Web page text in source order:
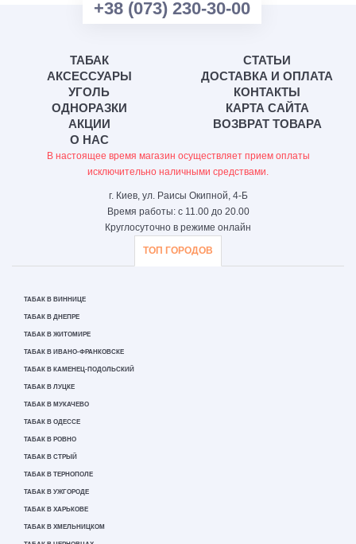
+38 (073) 230-30-00
ТАБАК
АКСЕССУАРЫ
УГОЛЬ
ОДНОРАЗКИ
АКЦИИ
О НАС
СТАТЬИ
ДОСТАВКА И ОПЛАТА
КОНТАКТЫ
КАРТА САЙТА
ВОЗВРАТ ТОВАРА
В настоящее время магазин осуществляет прием оплаты
исключительно наличными средствами.
г. Киев, ул. Раисы Окипной, 4-Б
Время работы: с 11.00 до 20.00
Круглосуточно в режиме онлайн
ТОП ГОРОДОВ
ТАБАК В ВИННИЦЕ
ТАБАК В ДНЕПРЕ
ТАБАК В ЖИТОМИРЕ
ТАБАК В ИВАНО-ФРАНКОВСКЕ
ТАБАК В КАМЕНЕЦ-ПОДОЛЬСКИЙ
ТАБАК В ЛУЦКЕ
ТАБАК В МУКАЧЕВО
ТАБАК В ОДЕССЕ
ТАБАК В РОВНО
ТАБАК В СТРЫЙ
ТАБАК В ТЕРНОПОЛЕ
ТАБАК В УЖГОРОДЕ
ТАБАК В ХАРЬКОВЕ
ТАБАК В ХМЕЛЬНИЦКОМ